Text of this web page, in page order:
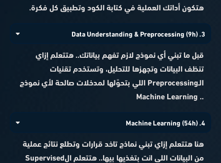
هتكون أداتك العملية في كتابة الكود وتطبيق كل فكرة.
3. Data Understanding & Preprocessing (9h)
قبل ما تبني أي نموذج لازم تفهم بياناتك.. هتتعلم إزاي
تنظف البيانات وتجهزها للتحليل، وتستخدم تقنيات
الـPreprocessing اللي بتحوّلها لمدخلات صالحة لأي نموذج
.. Machine Learning
4. Machine Learning (54h)
هنا هتتعلم إزاي تبني نماذج تاخد قرارات وتطلع نتائج عملية
من البيانات اللى انت بتغذيها بيها.. هتتعلم الSupervised